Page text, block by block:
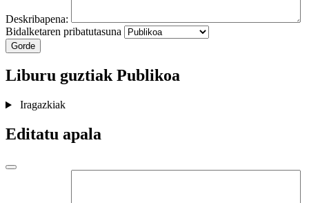
Deskribapena:
Bidalketaren pribatutasuna
Gorde
Liburu guztiakPublikoa
Iragazkiak
Editatu apala